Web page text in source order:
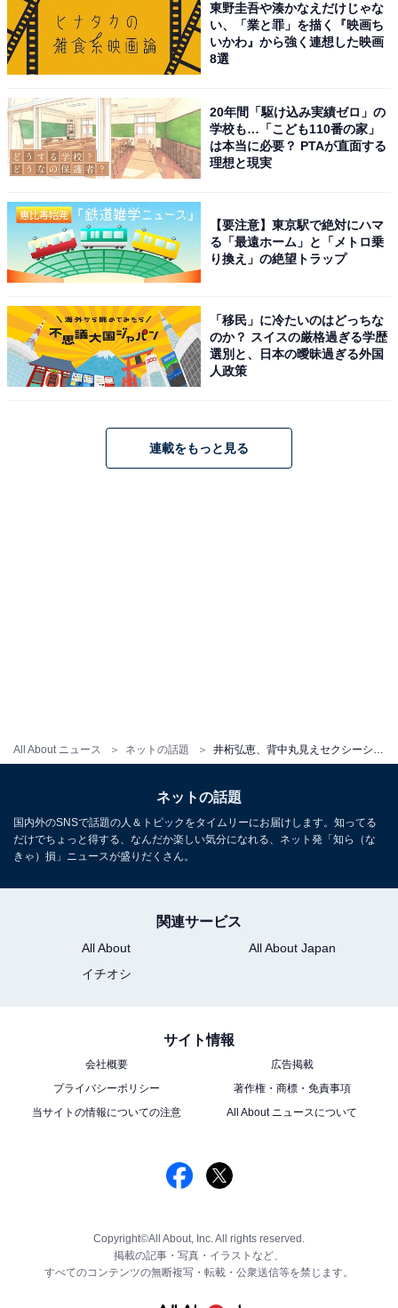
All About ニュース ネットの話題
東野圭吾や湊かなえだけじゃな
い、「業と罪」を描く『映画ち
いかわ』から強く連想した映画
8選
20年間「駆け込み実績ゼロ」の
学校も…「こども110番の家」
は本当に必要？ PTAが直面する
理想と現実
【要注意】東京駅で絶対にハマ
る「最遠ホーム」と「メトロ乗
り換え」の絶望トラップ
「移民」に冷たいのはどっちな
のか？ スイスの厳格過ぎる学歴
選別と、日本の曖昧過ぎる外国
人政策
連載をもっと見る
ネットの話題
国内外のSNSで話題の人＆トピックをタイムリーにお届けします。知ってる
だけでちょっと得する、なんだか楽しい気分になれる、ネット発「知ら（な
きゃ）損」ニュースが盛りだくさん。
関連サービス
All About
All About Japan
イチオシ
サイト情報
会社概要
広告掲載
プライバシーポリシー
著作権・商標・免責事項
当サイトの情報についての注意
All About ニュースについて
Copyright©All About, Inc. All rights reserved.
掲載の記事・写真・イラストなど、
すべてのコンテンツの無断複写・転載・公衆送信等を禁じます。